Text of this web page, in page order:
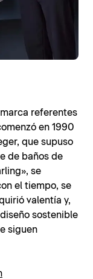
referentes
en 1990
que supuso
de baños de
se
el tiempo, se
valentía y,
sostenible
siguen